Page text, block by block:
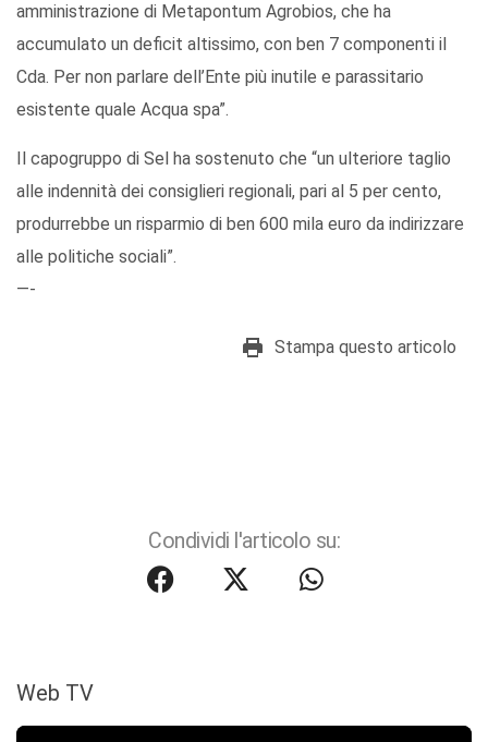
amministrazione di Metapontum Agrobios, che ha
accumulato un deficit altissimo, con ben 7 componenti il
Cda. Per non parlare dell’Ente più inutile e parassitario
esistente quale Acqua spa”.
Il capogruppo di Sel ha sostenuto che “un ulteriore taglio
alle indennità dei consiglieri regionali, pari al 5 per cento,
produrrebbe un risparmio di ben 600 mila euro da indirizzare
alle politiche sociali”.
—-
Stampa questo articolo
Condividi l'articolo su:
Web TV